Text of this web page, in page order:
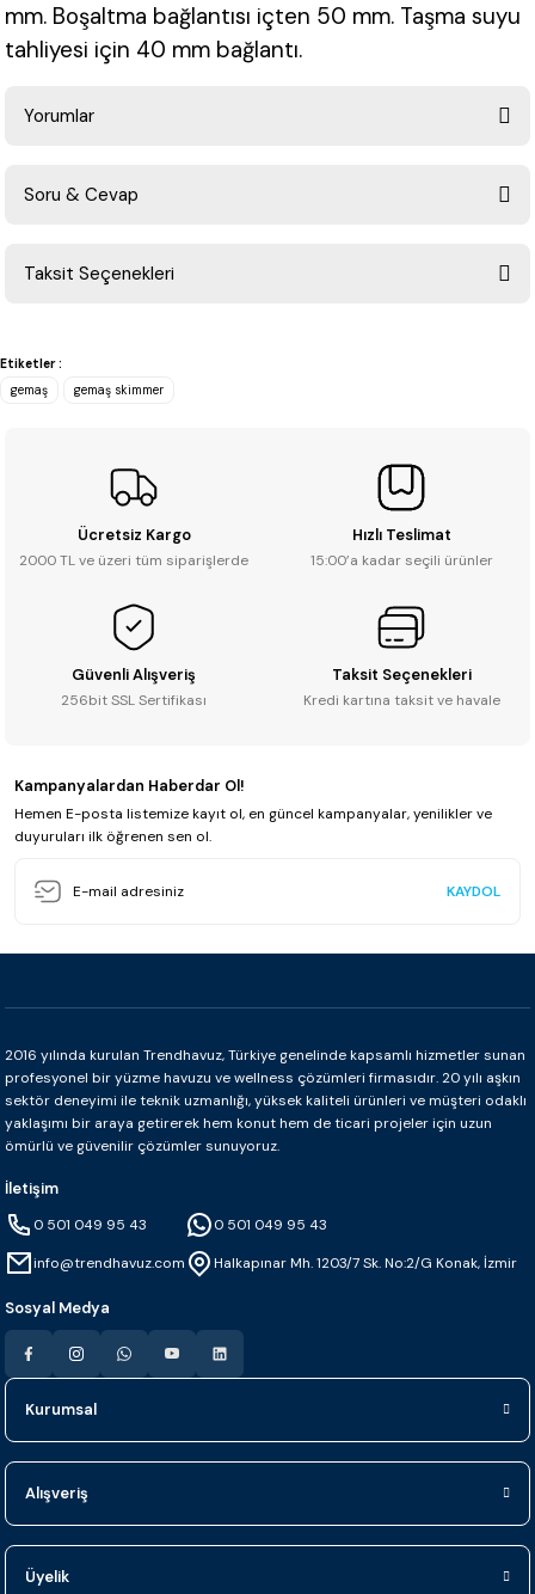
mm. Boşaltma bağlantısı içten 50 mm. Taşma suyu
tahliyesi için 40 mm bağlantı.
Yorumlar
Soru & Cevap
Taksit Seçenekleri
Etiketler :
gemaş
gemaş skimmer
Ücretsiz Kargo
2000 TL ve üzeri tüm siparişlerde
Hızlı Teslimat
15:00’a kadar seçili ürünler
Güvenli Alışveriş
256bit SSL Sertifikası
Taksit Seçenekleri
Kredi kartına taksit ve havale
Kampanyalardan Haberdar Ol!
Hemen E-posta listemize kayıt ol, en güncel kampanyalar, yenilikler ve
duyuruları ilk öğrenen sen ol.
KAYDOL
2016 yılında kurulan Trendhavuz, Türkiye genelinde kapsamlı hizmetler sunan
profesyonel bir yüzme havuzu ve wellness çözümleri firmasıdır. 20 yılı aşkın
sektör deneyimi ile teknik uzmanlığı, yüksek kaliteli ürünleri ve müşteri odaklı
yaklaşımı bir araya getirerek hem konut hem de ticari projeler için uzun
ömürlü ve güvenilir çözümler sunuyoruz.
İletişim
0 501 049 95 43
info@trendhavuz.com
0 501 049 95 43
Halkapınar Mh. 1203/7 Sk. No:2/G Konak, İzmir
Sosyal Medya
Kurumsal
Alışveriş
Üyelik